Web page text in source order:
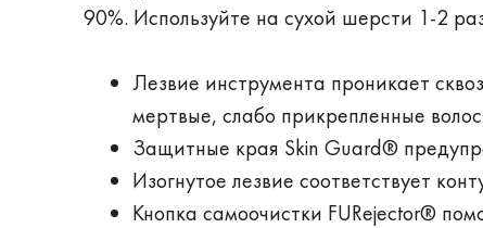
90%. Используйте на сухой шерсти 1-2
Лезвие инструмента проникает
мертвые, слабо прикрепленные
Защитные края Skin Guard®
Изогнутое лезвие соответствует
Кнопка самоочистки FURejector®